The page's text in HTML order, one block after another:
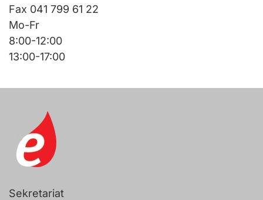
Fax 041 799 61 22
Mo-Fr
8:00-12:00
13:00-17:00
Sekretariat